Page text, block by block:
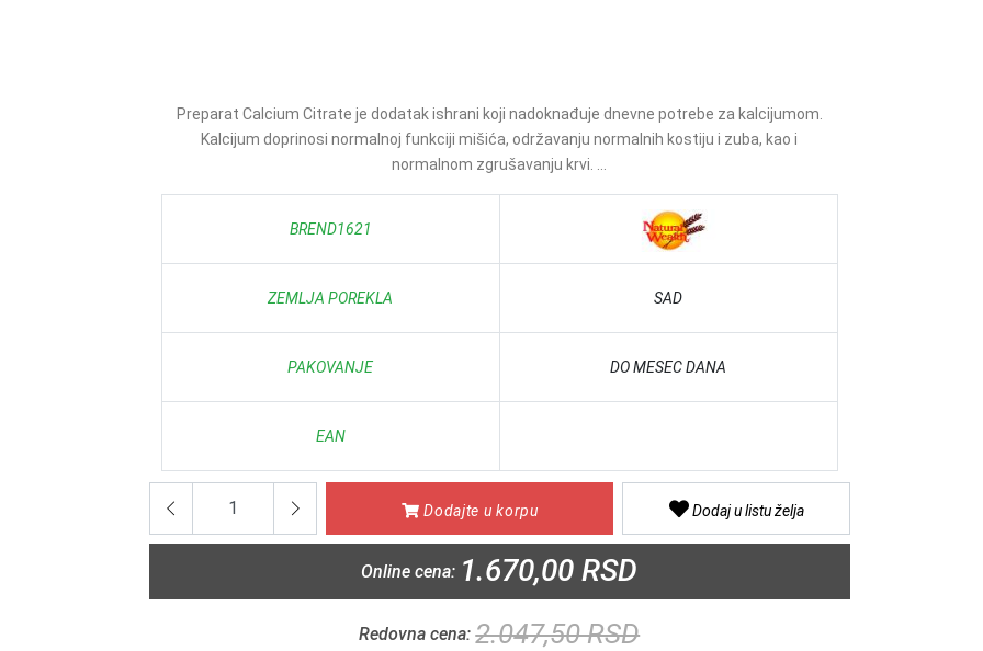
Preparat Calcium Citrate je dodatak ishrani koji nadoknađuje dnevne potrebe za kalcijumom.
Kalcijum doprinosi normalnoj funkciji mišića, održavanju normalnih kostiju i zuba, kao i
normalnom zgrušavanju krvi. ...
BREND1621
ZEMLJA POREKLA SAD
PAKOVANJE DO MESEC DANA
EAN
Dodajte u korpu Dodaj u listu želja
Online cena: 1.670,00 RSD
Redovna cena:2.047,50 RSD